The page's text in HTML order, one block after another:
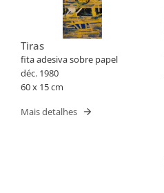
Tiras
fita adesiva sobre papel
déc. 1980
60 x 15 cm
Mais detalhes